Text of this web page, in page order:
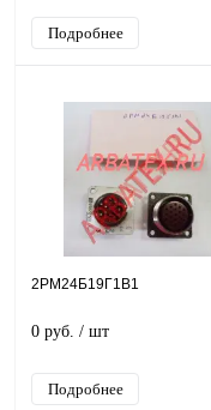
Подробнее
2РМ24Б19Г1В1
0 руб. / шт
Подробнее